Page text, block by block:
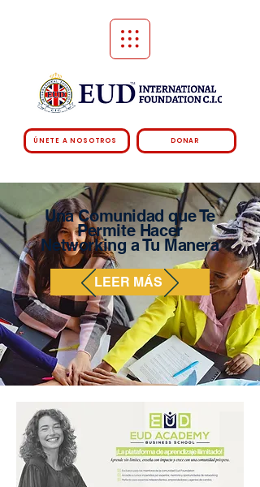
DONAR
ÚNETE A NOSOTROS
Una Comunidad que Te
Permite Hacer
Networking a Tu Manera
LEER MÁS